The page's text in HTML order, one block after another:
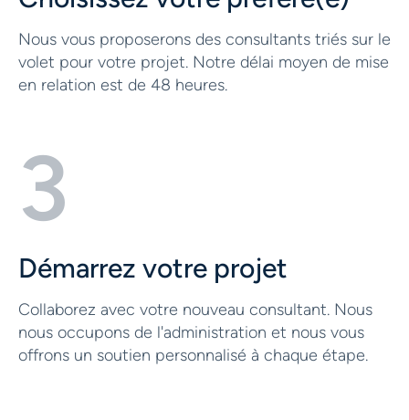
Nous vous proposerons des consultants triés sur le
volet pour votre projet. Notre délai moyen de mise
en relation est de 48 heures.
3
Démarrez votre projet
Collaborez avec votre nouveau consultant. Nous
nous occupons de l'administration et nous vous
offrons un soutien personnalisé à chaque étape.